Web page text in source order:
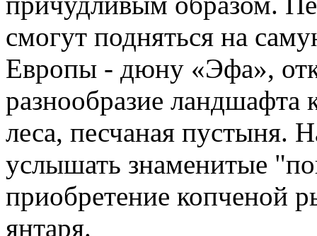
смогут подняться на
Европы - дюну «Эфа»,
разнообразие ландшафта
леса, песчаная пустыня.
услышать знаменитые
приобретение копченой
янтаря.